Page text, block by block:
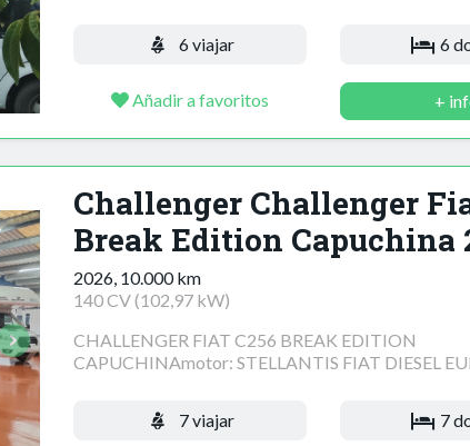
6 viajar 6
Añadir a favoritos +
Challenger Challenger
Break Edition Capuchina
2026, 10.000 km
140 CV (102,97 kW)
CHALLENGER FIAT C256 BREAK EDITION
CAPUCHINAmotor: STELLANTIS FIAT DIESEL
7 viajar 7